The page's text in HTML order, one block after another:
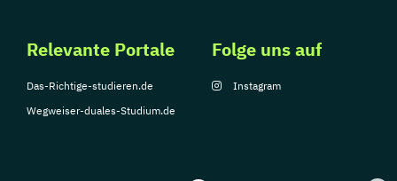
Relevante Portale
Das-Richtige-studieren.de
Wegweiser-duales-Studium.de
Folge uns auf
Instagram